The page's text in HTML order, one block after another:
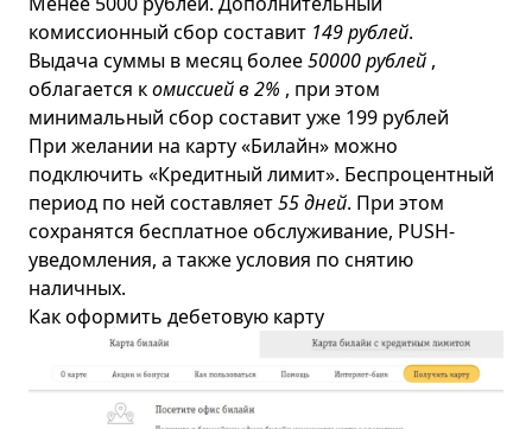
комиссионный сбор составит 149 рублей.
Выдача суммы в месяц более50000 рублей ,
облагается комиссией в 2% , при этом
минимальный сбор составит уже 199 рублей
При желании на карту «Билайн» можно
подключить «Кредитный лимит». Беспроцентный
период по ней составляет55 дней. При этом
сохранятся бесплатное обслуживание, PUSH-
уведомления, а также условия по снятию
наличных.
Как оформить дебетовую карту